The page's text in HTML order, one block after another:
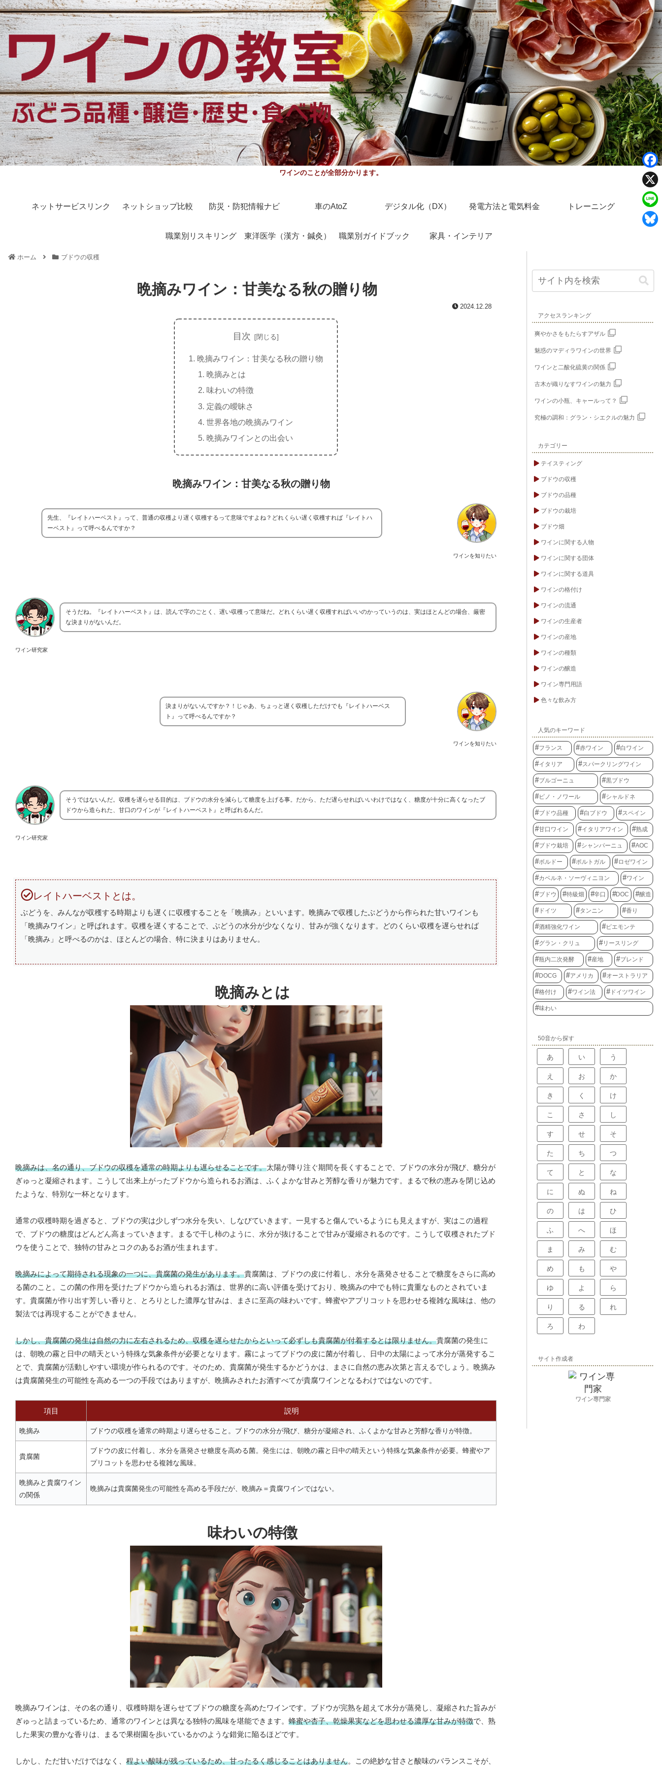
ワインのことが全部分かります。
ネットサービスリンク ネットショップ比較 防災・防犯情報ナビ 車のAtoZ デジタル化（DX） 発電方法と電気料金 トレーニング
職業別リスキリング 東洋医学（漢方・鍼灸） 職業別ガイドブック 家具・インテリア
ホーム ブドウの収穫
晩摘みワイン：甘美なる秋の贈り物
2024.12.28
目次
晩摘みワイン：甘美なる秋の贈り物
晩摘みとは
味わいの特徴
定義の曖昧さ
世界各地の晩摘みワイン
晩摘みワインとの出会い
晩摘みワイン：甘美なる秋の贈り物
ワインを知りたい
先生、『レイトハーベスト』って、普通の収穫より遅く収穫するって意味ですよね？どれくらい遅く収穫すれば『レイトハ
ーベスト』って呼べるんですか？
ワイン研究家
そうだね。『レイトハーベスト』は、読んで字のごとく、遅い収穫って意味だ。どれくらい遅く収穫すればいいのかっていうのは、実はほとんどの場合、厳密
な決まりがないんだ。
ワインを知りたい
決まりがないんですか？！じゃあ、ちょっと遅く収穫しただけでも『レイトハーベス
ト』って呼べるんですか？
ワイン研究家
そうではないんだ。収穫を遅らせる目的は、ブドウの水分を減らして糖度を上げる事。だから、ただ遅らせればいいわけではなく、糖度が十分に高くなったブ
ドウから造られた、甘口のワインが『レイトハーベスト』と呼ばれるんだ。
レイトハーベストとは。
ぶどうを、みんなが収穫する時期よりも遅くに収穫することを「晩摘み」といいます。晩摘みで収穫したぶどうから作られた甘いワインも
「晩摘みワイン」と呼ばれます。収穫を遅くすることで、ぶどうの水分が少なくなり、甘みが強くなります。どのくらい収穫を遅らせれば
「晩摘み」と呼べるのかは、ほとんどの場合、特に決まりはありません。
晩摘みとは
晩摘みは、名の通り、ブドウの収穫を通常の時期よりも遅らせることです。太陽が降り注ぐ期間を長くすることで、ブドウの水分が飛び、糖分が
ぎゅっと凝縮されます。こうして出来上がったブドウから造られるお酒は、ふくよかな甘みと芳醇な香りが魅力です。まるで秋の恵みを閉じ込め
たような、特別な一杯となります。
通常の収穫時期を過ぎると、ブドウの実は少しずつ水分を失い、しなびていきます。一見すると傷んでいるようにも見えますが、実はこの過程
で、ブドウの糖度はどんどん高まっていきます。まるで干し柿のように、水分が抜けることで甘みが凝縮されるのです。こうして収穫されたブド
ウを使うことで、独特の甘みとコクのあるお酒が生まれます。
晩摘みによって期待される現象の一つに、貴腐菌の発生があります。貴腐菌は、ブドウの皮に付着し、水分を蒸発させることで糖度をさらに高め
る菌のこと。この菌の作用を受けたブドウから造られるお酒は、世界的に高い評価を受けており、晩摘みの中でも特に貴重なものとされていま
す。貴腐菌が作り出す芳しい香りと、とろりとした濃厚な甘みは、まさに至高の味わいです。蜂蜜やアプリコットを思わせる複雑な風味は、他の
製法では再現することができません。
しかし、貴腐菌の発生は自然の力に左右されるため、収穫を遅らせたからといって必ずしも貴腐菌が付着するとは限りません。貴腐菌の発生に
は、朝晩の霧と日中の晴天という特殊な気象条件が必要となります。霧によってブドウの皮に菌が付着し、日中の太陽によって水分が蒸発するこ
とで、貴腐菌が活動しやすい環境が作られるのです。そのため、貴腐菌が発生するかどうかは、まさに自然の恵み次第と言えるでしょう。晩摘み
は貴腐菌発生の可能性を高める一つの手段ではありますが、晩摘みされたお酒すべてが貴腐ワインとなるわけではないのです。
項目 説明
晩摘み ブドウの収穫を通常の時期より遅らせること。ブドウの水分が飛び、糖分が凝縮され、ふくよかな甘みと芳醇な香りが特徴。
貴腐菌
ブドウの皮に付着し、水分を蒸発させ糖度を高める菌。発生には、朝晩の霧と日中の晴天という特殊な気象条件が必要。蜂蜜やア
プリコットを思わせる複雑な風味。
晩摘みと貴腐ワイン
の関係
晩摘みは貴腐菌発生の可能性を高める手段だが、晩摘み＝貴腐ワインではない。
味わいの特徴
晩摘みワインは、その名の通り、収穫時期を遅らせてブドウの糖度を高めたワインです。ブドウが完熟を超えて水分が蒸発し、凝縮された旨みが
ぎゅっと詰まっているため、通常のワインとは異なる独特の風味を堪能できます。 蜂蜜や杏子、乾燥果実などを思わせる濃厚な甘みが特徴で、熟
した果実の豊かな香りは、まるで果樹園を歩いているかのような錯覚に陥るほどです。
しかし、ただ甘いだけではなく、 程よい酸味が残っているため、甘ったるく感じることはありません。この絶妙な甘さと酸味のバランスこそが、
アクセスランキング
爽やかさをもたらすアザル
魅惑のマディラワインの世界
ワインと二酸化硫黄の関係
古木が織りなすワインの魅力
ワインの小瓶、キャールって？
究極の調和：グラン・シエクルの魅力
カテゴリー
テイスティング
ブドウの収穫
ブドウの品種
ブドウの栽培
ブドウ畑
ワインに関する人物
ワインに関する団体
ワインに関する道具
ワインの格付け
ワインの流通
ワインの生産者
ワインの産地
ワインの種類
ワインの醸造
ワイン専門用語
色々な飲み方
人気のキーワード
フランス 赤ワイン 白ワイン
イタリア スパークリングワイン
ブルゴーニュ 黒ブドウ
ピノ・ノワール シャルドネ
ブドウ品種 白ブドウ スペイン
甘口ワイン イタリアワイン 熟成
ブドウ栽培 シャンパーニュ AOC
ボルドー ポルトガル ロゼワイン
カベルネ・ソーヴィニヨン ワイン
ブドウ 特級畑 辛口 DOC 醸造
ドイツ タンニン 香り
酒精強化ワイン ピエモンテ
グラン・クリュ リースリング
瓶内二次発酵 産地 ブレンド
DOCG アメリカ オーストラリア
格付け ワイン法 ドイツワイン
味わい
50音から探す
あ い う
え お か
き く け
こ さ し
す せ そ
た ち つ
て と な
に ぬ ね
の は ひ
ふ へ ほ
ま み む
め も や
ゆ よ ら
り る れ
ろ わ
サイト作成者
ワイン専門家
F
a
c
e
o
k
X
L
e